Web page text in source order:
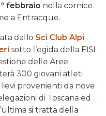
febbraio nella cornice
a Entracque.
dallo Sci Club Alpi
sotto l’egida della FISI
delle Aree
300 giovani atleti
provenienti da nove
di Toscana ed
si tratta della